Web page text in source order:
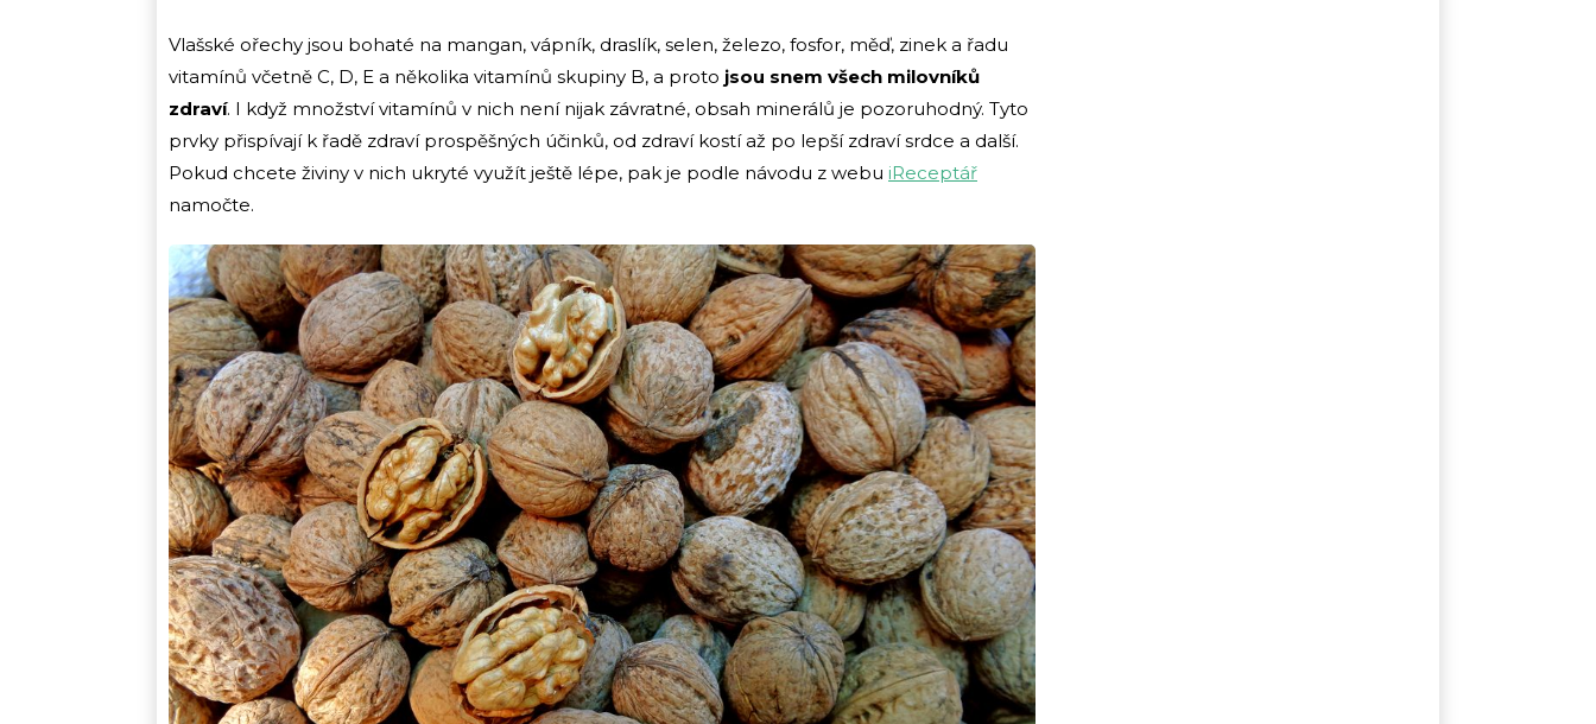
Vlašské ořechy jsou bohaté na mangan, vápník, draslík, selen, železo, fosfor, měď, zinek a řadu
vitamínů včetně C, D, E a několika vitamínů skupiny B, a proto jsou snem všech milovníků
zdraví. I když množství vitamínů v nich není nijak závratné, obsah minerálů je pozoruhodný. Tyto
prvky přispívají k řadě zdraví prospěšných účinků, od zdraví kostí až po lepší zdraví srdce a další.
Pokud chcete živiny v nich ukryté využít ještě lépe, pak je podle návodu z webu iReceptář
namočte.